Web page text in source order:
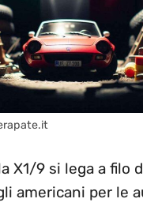
X1/9 si lega a filo
americani per le